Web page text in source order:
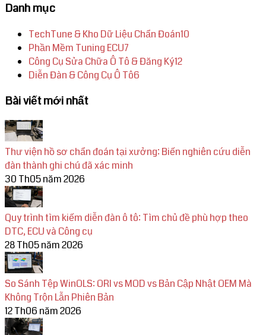
Danh mục
TechTune & Kho Dữ Liệu Chẩn Đoán10
Phần Mềm Tuning ECU7
Công Cụ Sửa Chữa Ô Tô & Đăng Ký12
Diễn Đàn & Công Cụ Ô Tô6
Bài viết mới nhất
Thư viện hồ sơ chẩn đoán tại xưởng: Biến nghiên cứu diễn
đàn thành ghi chú đã xác minh
30 Th05 năm 2026
Quy trình tìm kiếm diễn đàn ô tô: Tìm chủ đề phù hợp theo
DTC, ECU và Công cụ
28 Th05 năm 2026
So Sánh Tệp WinOLS: ORI vs MOD vs Bản Cập Nhật OEM Mà
Không Trộn Lẫn Phiên Bản
12 Th06 năm 2026